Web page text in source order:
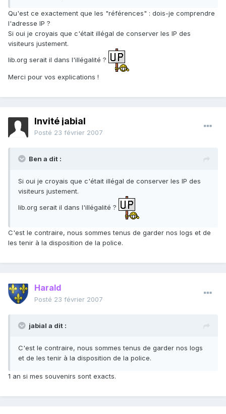
Qu'est ce exactement que les "références" : dois-je comprendre
l'adresse IP ?
Si oui je croyais que c'était illégal de conserver les IP des
visiteurs justement.
lib.org serait il dans l'illégalité ?
Merci pour vos explications !
Invité jabial
Posté 23 février 2007
Ben a dit :
Si oui je croyais que c'était illégal de conserver les IP des
visiteurs justement.
lib.org serait il dans l'illégalité ?
C'est le contraire, nous sommes tenus de garder nos logs et de
les tenir à la disposition de la police.
Harald
Posté 23 février 2007
jabial a dit :
C'est le contraire, nous sommes tenus de garder nos logs
et de les tenir à la disposition de la police.
1 an si mes souvenirs sont exacts.